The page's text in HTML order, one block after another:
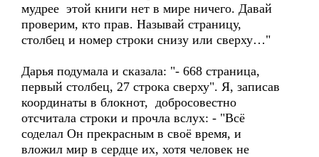
мудрее этой книги нет в мире ничего. Давай
проверим, кто прав. Называй страницу,
столбец и номер строки снизу или сверху…"
Дарья подумала и сказала: "- 668 страница,
первый столбец, 27 строка сверху". Я, записав
координаты в блокнот, добросовестно
отсчитала строки и прочла вслух: - "Всё
соделал Он прекрасным в своё время, и
вложил мир в сердце их, хотя человек не